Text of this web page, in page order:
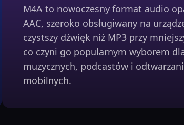
M4A to nowoczesny format audio
AAC, szeroko obsługiwany na
czystszy dźwięk niż MP3 przy
co czyni go popularnym wyborem
muzycznych, podcastów i
mobilnych.